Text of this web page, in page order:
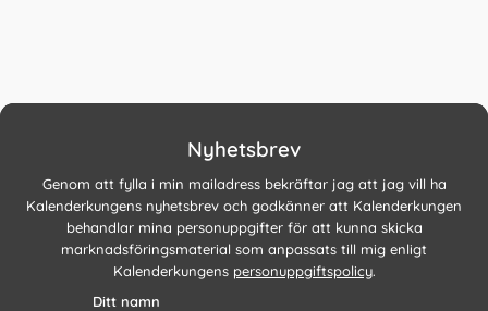
Nyhetsbrev
Genom att fylla i min mailadress bekräftar jag att jag vill ha
Kalenderkungens nyhetsbrev och godkänner att Kalenderkungen
behandlar mina personuppgifter för att kunna skicka
marknadsföringsmaterial som anpassats till mig enligt
Kalenderkungens personuppgiftspolicy.
Ditt namn